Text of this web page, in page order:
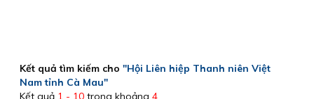
Kết quả tìm kiếm cho "Hội Liên hiệp Thanh niên Việt
Nam tỉnh Cà Mau"
Kết quả 1 - 10 trong khoảng 4